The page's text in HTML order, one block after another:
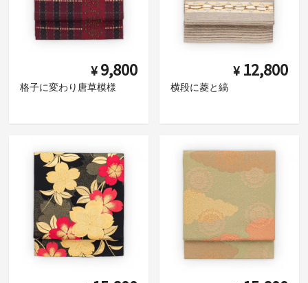
¥ 9,800
格子に変わり唐草模様
¥ 12,800
横段に菱と縞